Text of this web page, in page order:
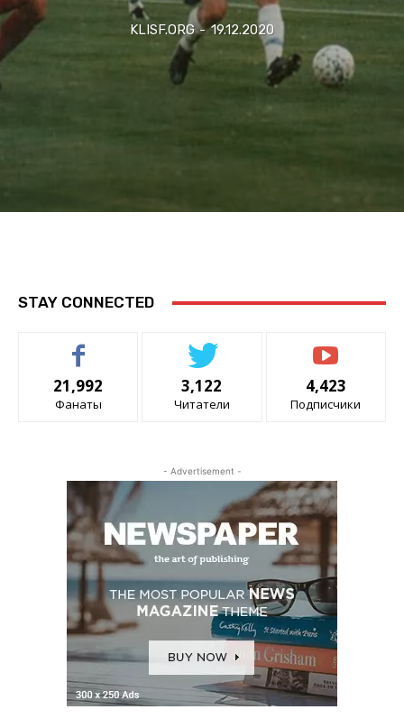
KLISF.ORG - 19.12.2020
STAY CONNECTED
21,992
Фанаты
3,122
Читатели
4,423
Подписчики
- Advertisement -